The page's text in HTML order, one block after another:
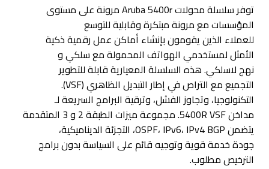
توفر سلسلة محولات Aruba 5400r مرونة على مستوى
المؤسسات مع مرونة مبتكرة وقابلية للتوسع
للعملاء الذين يقومون بإنشاء أماكن عمل رقمية ذكية
الأمثل لمستخدمي الهواتف المحمولة مع سلكي و
نهج لاسلكي. هذه السلسلة المعيارية قابلة للتطوير
التجميع مع التراص في إطار التبديل الظاهري (VSF).
التكنولوجيا، وتجاوز الفشل، وترقية البرامج السريعة لـ
مداخن 5400R VSF. مجموعة ميزات الطبقة 2 و 3 المتقدمة
يتضمن OSPF، IPv6، IPv4 BGP، التجزئة الديناميكية،
جودة خدمة قوية وتوجيه قائم على السياسة بدون برامج
الترخيص مطلوب.